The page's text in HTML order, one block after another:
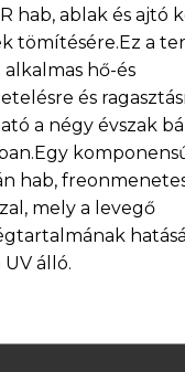
hab, ablak és ajtó
tömítésére.Ez a
hő-és
és
a négy évszak
hab,
mely a levegő
álló.